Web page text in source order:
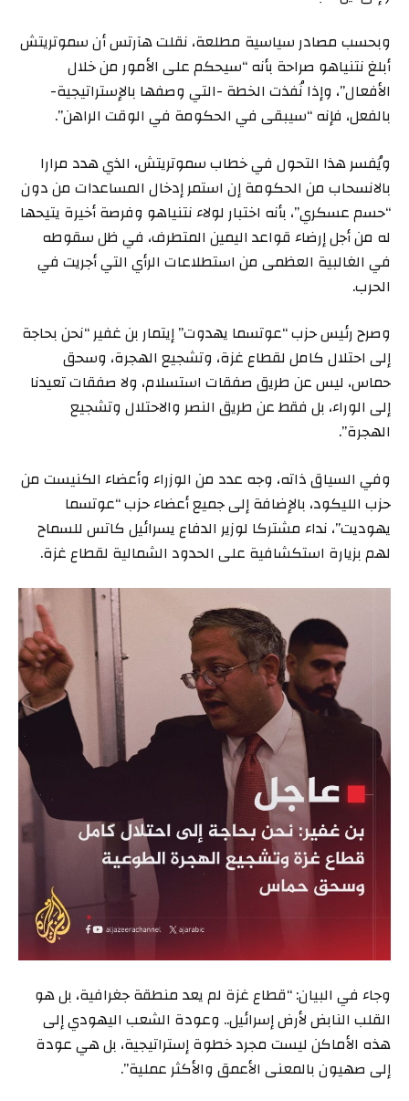
وبحسب مصادر سياسية مطلعة، نقلت هآرتس أن سموتريتش
أبلغ نتنياهو صراحة بأنه “سيحكم على الأمور من خلال
الأفعال”، وإذا نُفذت الخطة -التي وصفها بالإستراتيجية-
بالفعل، فإنه “سيبقى في الحكومة في الوقت الراهن”.
ويُفسر هذا التحول في خطاب سموتريتش، الذي هدد مرارا
بالانسحاب من الحكومة إن استمر إدخال المساعدات من دون
“حسم عسكري”، بأنه اختبار لولاء نتنياهو وفرصة أخيرة يتيحها
له من أجل إرضاء قواعد اليمين المتطرف، في ظل سقوطه
في الغالبية العظمى من استطلاعات الرأي التي أجريت في
الحرب.
وصرح رئيس حزب “عوتسما يهدوت” إيتمار بن غفير “نحن بحاجة
إلى احتلال كامل لقطاع غزة، وتشجيع الهجرة، وسحق
حماس، ليس عن طريق صفقات استسلام، ولا صفقات تعيدنا
إلى الوراء، بل فقط عن طريق النصر والاحتلال وتشجيع
الهجرة”.
وفي السياق ذاته، وجه عدد من الوزراء وأعضاء الكنيست من
حزب الليكود، بالإضافة إلى جميع أعضاء حزب “عوتسما
يهوديت”، نداء مشتركا لوزير الدفاع يسرائيل كاتس للسماح
لهم بزيارة استكشافية على الحدود الشمالية لقطاع غزة.
وجاء في البيان: “قطاع غزة لم يعد منطقة جغرافية، بل هو
القلب النابض لأرض إسرائيل.. وعودة الشعب اليهودي إلى
هذه الأماكن ليست مجرد خطوة إستراتيجية، بل هي عودة
إلى صهيون بالمعنى الأعمق والأكثر عملية”.